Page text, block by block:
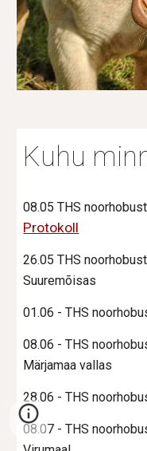
Kuhu
08.05 THS
Protokoll
26.05 THS
Suuremõisas
01.06 - THS
08.06 - THS
Märjamaa vallas
28.06 - THS
08.07 - THS